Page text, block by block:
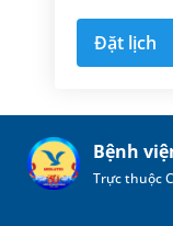
chất
Đặt lịch
Bệnh
Trực thuộc